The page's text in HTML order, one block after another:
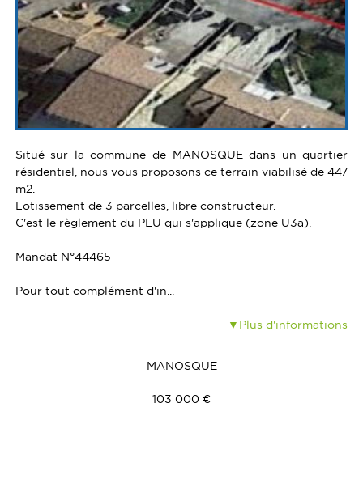
Situé sur la commune de MANOSQUE dans un quartier
résidentiel, nous vous proposons ce terrain viabilisé de 447
m2.
Lotissement de 3 parcelles, libre constructeur.
C'est le règlement du PLU qui s'applique (zone U3a).
Mandat N°44465
Pour tout complément d'in...
Plus d'informations
MANOSQUE
103 000 €